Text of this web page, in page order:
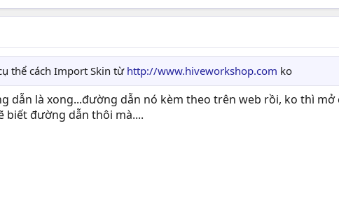
thể cách Import Skin từ http://www.hiveworkshop.com ko
dẫn là xong...đường dẫn nó kèm theo trên web rồi, ko thì
biết đường dẫn thôi mà....